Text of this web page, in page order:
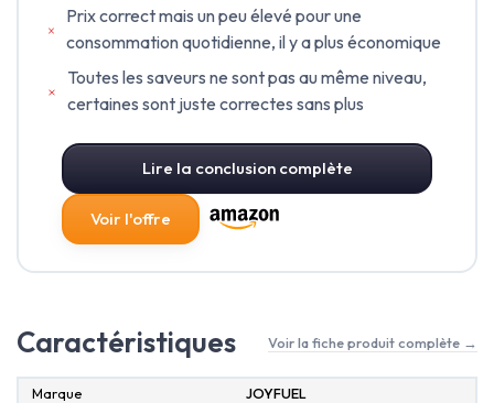
Prix correct mais un peu élevé pour une
consommation quotidienne, il y a plus économique
Toutes les saveurs ne sont pas au même niveau,
certaines sont juste correctes sans plus
Lire la conclusion complète
Voir l'offre
Caractéristiques Voir la fiche produit complète →
Marque ‎JOYFUEL